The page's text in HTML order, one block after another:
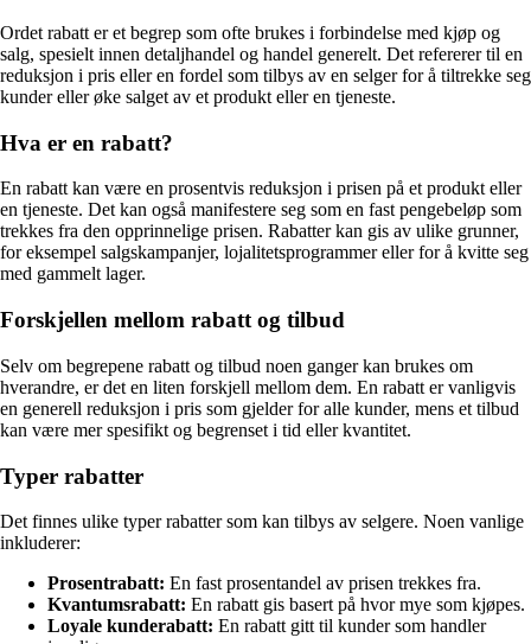
Ordet rabatt er et begrep som ofte brukes i forbindelse med kjøp og
salg, spesielt innen detaljhandel og handel generelt. Det refererer til en
reduksjon i pris eller en fordel som tilbys av en selger for å tiltrekke seg
kunder eller øke salget av et produkt eller en tjeneste.
Hva er en rabatt?
En rabatt kan være en prosentvis reduksjon i prisen på et produkt eller
en tjeneste. Det kan også manifestere seg som en fast pengebeløp som
trekkes fra den opprinnelige prisen. Rabatter kan gis av ulike grunner,
for eksempel salgskampanjer, lojalitetsprogrammer eller for å kvitte seg
med gammelt lager.
Forskjellen mellom rabatt og tilbud
Selv om begrepene rabatt og tilbud noen ganger kan brukes om
hverandre, er det en liten forskjell mellom dem. En rabatt er vanligvis
en generell reduksjon i pris som gjelder for alle kunder, mens et tilbud
kan være mer spesifikt og begrenset i tid eller kvantitet.
Typer rabatter
Det finnes ulike typer rabatter som kan tilbys av selgere. Noen vanlige
inkluderer:
Prosentrabatt: En fast prosentandel av prisen trekkes fra.
Kvantumsrabatt: En rabatt gis basert på hvor mye som kjøpes.
Loyale kunderabatt: En rabatt gitt til kunder som handler